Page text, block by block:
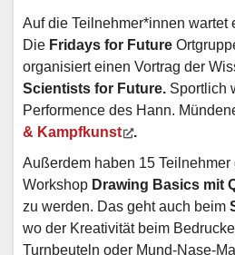
Auf die Teilnehmer*innen wartet
Die Fridays for Future
organisiert einen Vortrag der
Scientists for Future. Sportlich
Performence des Hann.
& Kampfkunst
.
Außerdem haben 15
Workshop Drawing Basics mit
zu werden. Das geht auch beim
wo der Kreativität beim
Turnbeuteln oder Mund-Nase-